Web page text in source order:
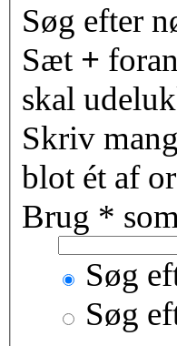
Søg efter
Sæt +
skal
Skriv
blot ét af
Brug *
Søg
Søg